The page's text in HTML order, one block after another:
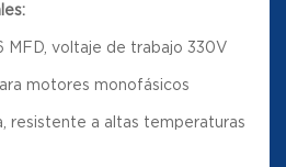
MFD, voltaje de trabajo 330V
motores monofásicos
resistente a altas temperaturas